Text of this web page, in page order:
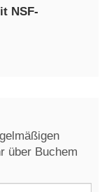
NSF-
über Buchem